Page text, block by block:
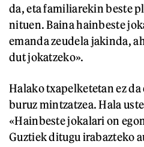
da, eta familiarekin beste
nituen. Baina hainbeste
emanda zeudela jakinda,
dut jokatzeko».
Halako txapelketetan ez
buruz mintzatzea. Hala
«Hainbeste jokalari on
Guztiek ditugu irabazteko